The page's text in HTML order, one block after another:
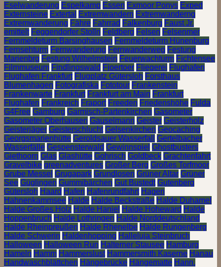
Eselwanderung Espelkamp Essen Exmoor Ponys Exped
Externsteine Extertal Extremwandern Extremwanderng
Extremwanderung Fähre Fahrrad Falkenburg Faust Jr.
emittelt Feggendorfer Stolln Feldberg Felsen Felsenmer
Fernmeldeturm Barsinghausen Fernmeldeturm Hünenburg
Fernsehturm Fernwanderung Fernwanderweg Festung
Marienbrg Festung Wilhelmstein Feuerwachturm Fichtensee
Filmmuseum Findlingswald Fjoertoer Fliegerei Flughafen
Flughafen Frankfurt Flugplatz Gütersloh Forsthaus
Blumenhagen Fotografiska Fototour Frankenstein
Frankenwarte Frankfurt Frankfurt am Main Frankfurt
Flughafen Frankreich Fraport Freeden Friedenshöhe Fulda
G4Free Gamburg Garmisch-Partenkirchen Gasometer
Gasometer Oberhausen Gauselmann Geister Geisterholz
Geisterjäger Geisterschlucht Gelsenkirchen Geocaching
Georgsmarienhütte Geroldsauer Wasserfall
Gertelbacher
Wasserfälle Gespensterwald Gewinnspiel Ghostbusters
Giethoorn Glas Glashütte Gohrisch Goldbeck Grachtenfahrt
Gravelbike greenadventures Großer Berg Großes Torfmoor
Grube Messel Grugapark Grundlosen Grüner Altar Grüner
See Güglingen Gummibärchen Gut Bustedt Gutenberg
Gütersloh Haard Hafen Hafenrundfahrt Hagen
Hahnenkammsee Halde Halde Beckstraße Halde Duhamel
Halde Großes Holz Halde Haniel Halde Hoheward Halde
Hoppenbruch Halde Lothringen Halde Norddeutschland
Halde Rheinpreußen Halde Rhenelbe Halde Rungenberg
Halde Schwerin Haldenhopping Halleluja Steinbruch
Halloween Halloween Run Halterner Stausee Hamburg
Hameln Hamm Hammerslust Hammersmith Kaserne Hanau
Handwaschblättchen Hängebrücke Hängematte Hann.